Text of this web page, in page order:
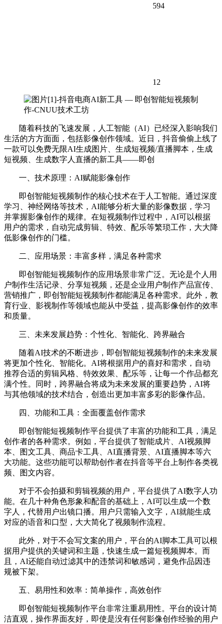
594
12
随着科技的飞速发展，人工智能（AI）已经深入影响我们
生活的方方面面，包括影像创作领域。近日，抖音偷偷上线了
一款可以免费无限AI生成图片、生成短视频/直播脚本，生成
短视频、生成数字人直播的新工具——即创
一、技术原理：AI赋能影像创作
即创智能短视频制作的核心技术在于人工智能。通过深度
学习、神经网络等技术，AI能够分析大量的影像数据，学习
并掌握影像创作的规律。在短视频制作过程中，AI可以根据
用户的需求，自动完成剪辑、特效、配乐等繁琐工作，大大降
低影像创作的门槛。
二、应用场景：丰富多样，满足各种需求
即创智能短视频制作的应用场景非常广泛。无论是个人用
户制作生活记录、分享短视频，还是企业用户制作产品宣传、
营销推广，即创智能短视频制作都能满足各种需求。此外，教
育行业、影视制作等领域也能从中受益，提高影像创作的效率
和质量。
三、未来发展趋势：个性化、智能化、跨界融合
随着AI技术的不断进步，即创智能短视频制作的未来发展
将更加个性化、智能化。AI将根据用户的喜好和需求，自动
推荐合适的剪辑风格、特效效果、配乐等，让每一个作品都充
满个性。同时，跨界融合将成为未来发展的重要趋势，AI将
与其他领域的技术结合，创造出更加丰富多彩的影像作品。
四、功能和工具：全面覆盖创作需求
即创智能短视频制作平台提供了丰富的功能和工具，满足
创作者的各种需求。例如，平台提供了智能成片、AI视频脚
本、图文工具、商品卡工具、AI直播背景、AI直播脚本等六
大功能。这些功能可以帮助创作者在抖音等平台上制作各类视
频、图文内容。
对于不会拍摄和剪辑视频的用户，平台提供了AI数字人功
能。在几十种角色形象和配音的基础上，AI可以生成一个数
字人，代替用户出镜口播。用户只需输入文字，AI就能生成
对应的语音和口型，大大简化了视频制作流程。
此外，对于不会写文案的用户，平台的AI脚本工具可以根
据用户提供的关键词和主题，快速生成一篇短视频脚本。而
且，AI还能自动过滤其中的违禁词和敏感词，避免作品因违
规被下架。
五、易用性和效率：简单操作，高效创作
即创智能短视频制作平台非常注重易用性。平台的设计简
洁直观，操作界面友好，即使是没有任何影像创作经验的用户